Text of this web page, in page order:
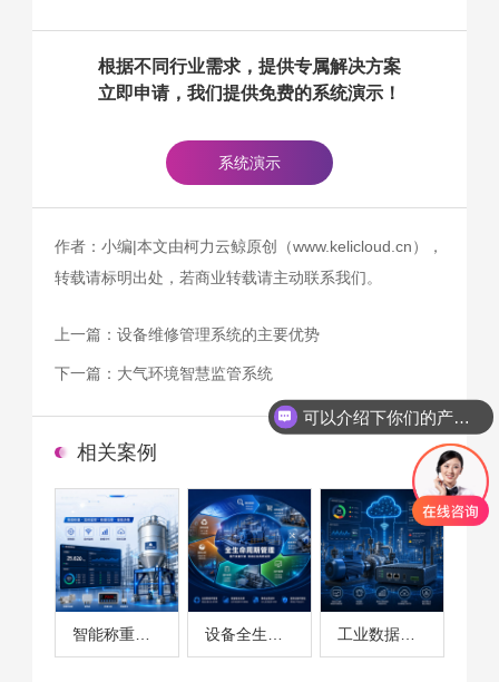
根据不同行业需求，提供专属解决方案
立即申请，我们提供免费的系统演示！
系统演示
作者：小编|本文由柯力云鲸原创（www.kelicloud.cn），
转载请标明出处，若商业转载请主动联系我们。
上一篇： 设备维修管理系统的主要优势
下一篇： 大气环境智慧监管系统
相关案例
智能称重系统案例 工业数据采集与设备监控案例
可以介绍下你们的产品么